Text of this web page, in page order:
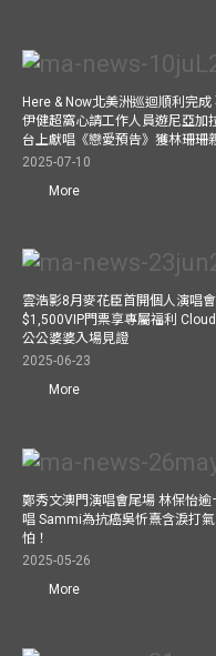
Here & Now北美洲巡迴順利完成
伊健超窩心請工作人員遊尼亞加
台上獻唱《戀愛預告》獲林珊珊
2025-07-10
More
雲浩影8月麥花臣首開個人演唱
$1,500VIP門票享專屬福利
公公婆婆入場見證
2025-06-23
More
鄭秀文澳門演唱會尾場 林保怡
唱 Sammi為抗癌吳忻熹含淚打
怕！
2025-05-26
More